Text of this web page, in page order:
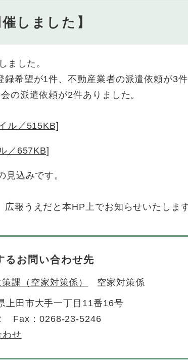
しました】
ました。
録希望が1件、不動産業者の派遣依頼が3
の派遣依頼が2件ありました。
ル／515KB]
／657KB]
見込みです。
報うえだと本HP上でお知らせいたします
るお問い合わせ先
課（空家対策係） 空家対策係
上田市大手一丁目11番16号
Fax：0268-23-5246
わせ